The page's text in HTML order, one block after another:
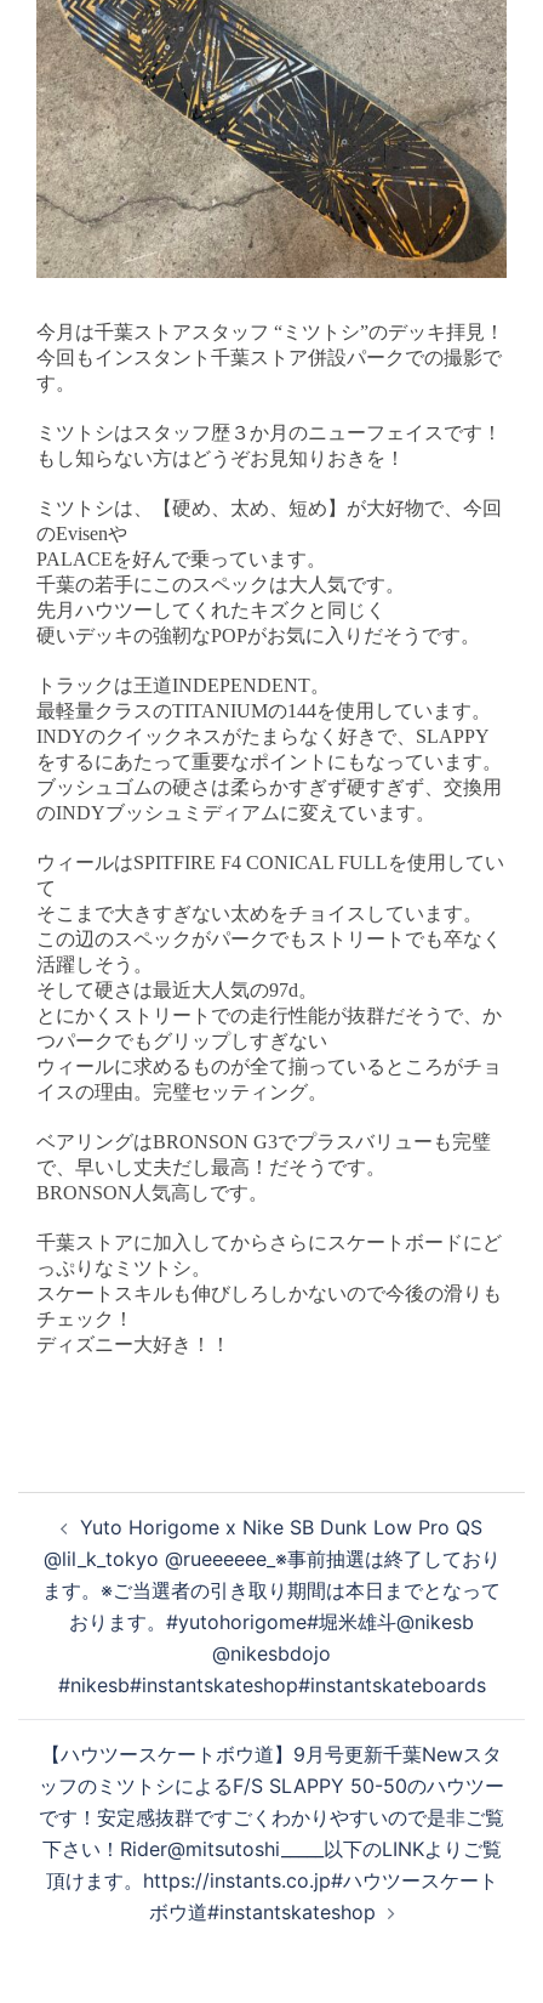
今月は千葉ストアスタッフ “ミツトシ”のデッキ拝見！
今回もインスタント千葉ストア併設パークでの撮影で
す。
ミツトシはスタッフ歴３か月のニューフェイスです！
もし知らない方はどうぞお見知りおきを！
ミツトシは、【硬め、太め、短め】が大好物で、今回
のEvisenや
PALACEを好んで乗っています。
千葉の若手にこのスペックは大人気です。
先月ハウツーしてくれたキズクと同じく
硬いデッキの強靭なPOPがお気に入りだそうです。
トラックは王道INDEPENDENT。
最軽量クラスのTITANIUMの144を使用しています。
INDYのクイックネスがたまらなく好きで、SLAPPY
をするにあたって重要なポイントにもなっています。
ブッシュゴムの硬さは柔らかすぎず硬すぎず、交換用
のINDYブッシュミディアムに変えています。
ウィールはSPITFIRE F4 CONICAL FULLを使用してい
て
そこまで大きすぎない太めをチョイスしています。
この辺のスペックがパークでもストリートでも卒なく
活躍しそう。
そして硬さは最近大人気の97d。
とにかくストリートでの走行性能が抜群だそうで、か
つパークでもグリップしすぎない
ウィールに求めるものが全て揃っているところがチョ
イスの理由。完璧セッティング。
ベアリングはBRONSON G3でプラスバリューも完璧
で、早いし丈夫だし最高！だそうです。
BRONSON人気高しです。
千葉ストアに加入してからさらにスケートボードにど
っぷりなミツトシ。
スケートスキルも伸びしろしかないので今後の滑りも
チェック！
ディズニー大好き！！
ナ
ビ
シ
ン
Yuto Horigome x Nike SB Dunk Low Pro QS
@lil_k_tokyo @rueeeeee_※事前抽選は終了しており
ます。※ご当選者の引き取り期間は本日までとなって
おります。#yutohorigome#堀米雄斗@nikesb
@nikesbdojo
#nikesb#instantskateshop#instantskateboards
【ハウツースケートボウ道】9月号更新千葉Newスタ
ッフのミツトシによるF/S SLAPPY 50-50のハウツー
です！安定感抜群ですごくわかりやすいので是非ご覧
下さい！Rider@mitsutoshi_____以下のLINKよりご覧
頂けます。https://instants.co.jp#ハウツースケート
ボウ道#instantskateshop